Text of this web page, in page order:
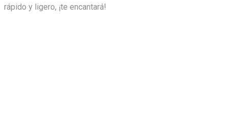
rápido y ligero, ¡te encantará!